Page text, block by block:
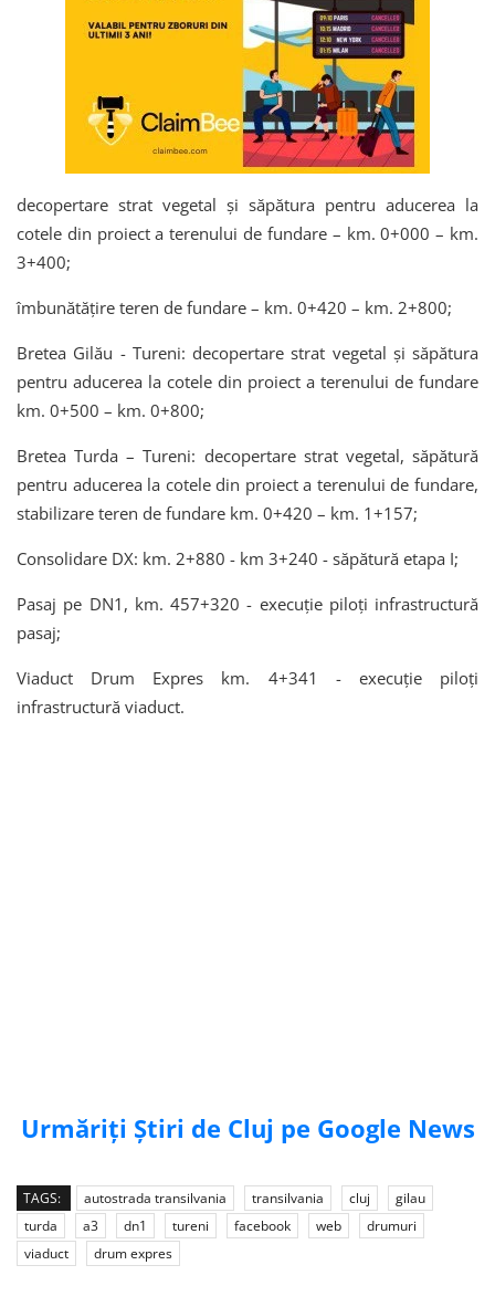
decopertare strat vegetal și săpătura pentru aducerea la
cotele din proiect a terenului de fundare – km. 0+000 – km.
3+400;
îmbunătățire teren de fundare – km. 0+420 – km. 2+800;
Bretea Gilău - Tureni: decopertare strat vegetal și săpătura
pentru aducerea la cotele din proiect a terenului de fundare
km. 0+500 – km. 0+800;
Bretea Turda – Tureni: decopertare strat vegetal, săpătură
pentru aducerea la cotele din proiect a terenului de fundare,
stabilizare teren de fundare km. 0+420 – km. 1+157;
Consolidare DX: km. 2+880 - km 3+240 - săpătură etapa I;
Pasaj pe DN1, km. 457+320 - execuție piloți infrastructură
pasaj;
Viaduct Drum Expres km. 4+341 - execuție piloți
infrastructură viaduct.
Urmăriți Știri de Cluj pe Google News
TAGS: autostrada transilvania transilvania cluj
gilau
turda
a3 dn1 tureni facebook web
drumuri
viaduct
drum expres